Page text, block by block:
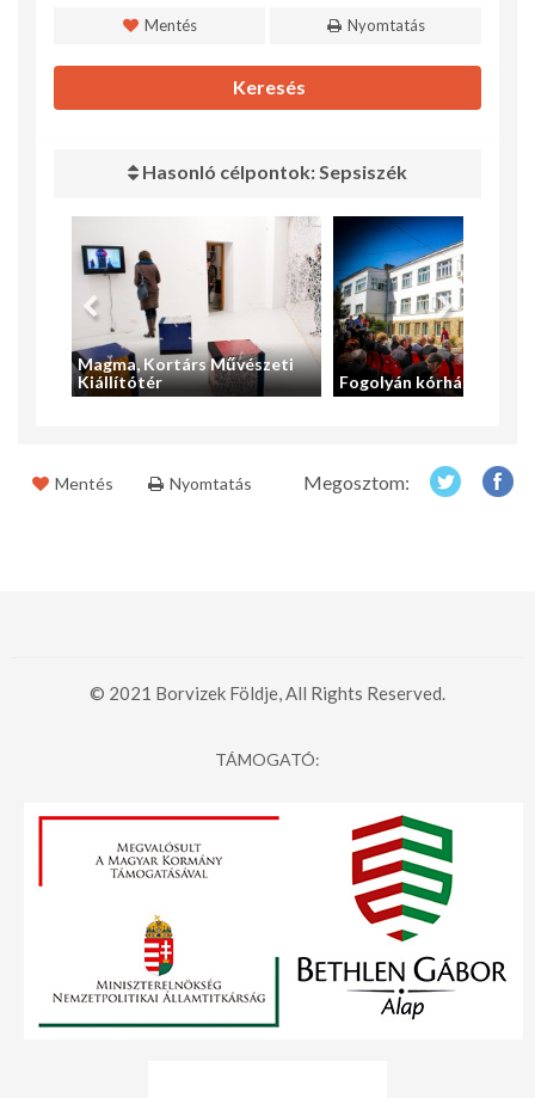
Mentés Nyomtatás
Keresés
Hasonló célpontok: Sepsiszék
Magma, Kortárs Művészeti
Kiállítótér
Fogolyán kórház
Mentés Nyomtatás Megosztom:
© 2021 Borvizek Földje, All Rights Reserved.
TÁMOGATÓ: